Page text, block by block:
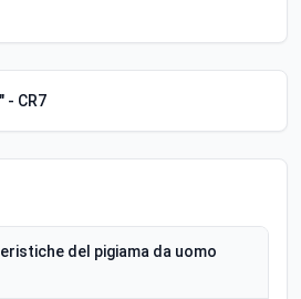
- CR7
del pigiama da uomo